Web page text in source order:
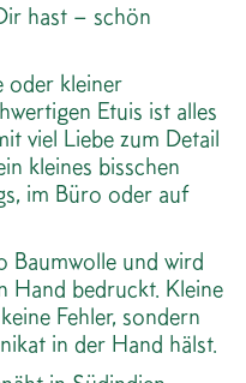
hast – schön
oder kleiner
Etuis ist alles
viel Liebe zum Detail
kleines bisschen
im Büro oder auf
Baumwolle und wird
Hand bedruckt. Kleine
Fehler, sondern
in der Hand hälst.